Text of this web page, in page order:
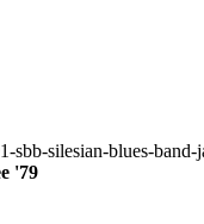
silesian-blues-band-
'79